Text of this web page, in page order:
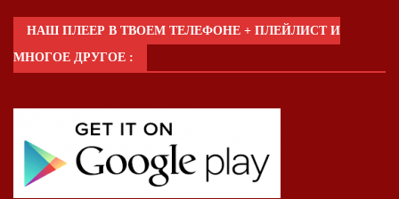
НАШ ПЛЕЕР В ТВОЕМ ТЕЛЕФОНЕ + ПЛЕЙЛИСТ И
МНОГОЕ ДРУГОЕ :